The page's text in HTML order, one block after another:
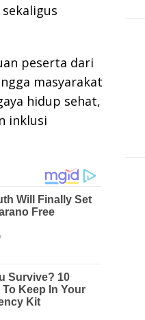
peserta dari
masyarakat
hidup sehat,
inklusi